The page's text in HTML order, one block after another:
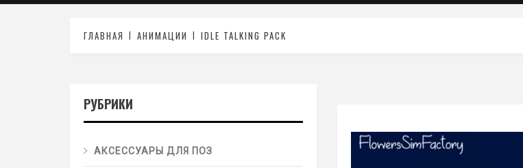
ГЛАВНАЯ АНИМАЦИИ IDLE TALKING PACK
РУБРИКИ
АКСЕССУАРЫ ДЛЯ ПОЗ